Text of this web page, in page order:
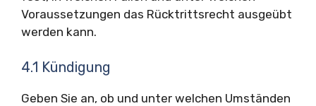
Voraussetzungen das Rücktrittsrecht ausgeübt
werden kann.
4.1 Kündigung
Geben Sie an, ob und unter welchen Umständen